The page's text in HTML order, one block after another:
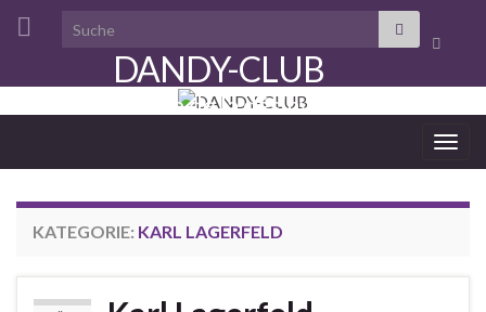
Search for:
DANDY-CLUB
aristocratie de la désinvolture
KATEGORIE: KARL LAGERFELD